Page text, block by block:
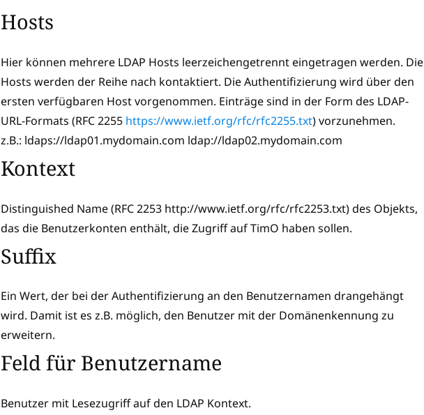
Hosts
Hier können mehrere LDAP Hosts leerzeichengetrennt eingetragen werden. Die
Hosts werden der Reihe nach kontaktiert. Die Authentifizierung wird über den
ersten verfügbaren Host vorgenommen. Einträge sind in der Form des LDAP-
URL-Formats (RFC 2255 https://www.ietf.org/rfc/rfc2255.txt) vorzunehmen.
z.B.: ldaps://ldap01.mydomain.com ldap://ldap02.mydomain.com
Kontext
Distinguished Name (RFC 2253 http://www.ietf.org/rfc/rfc2253.txt) des Objekts,
das die Benutzerkonten enthält, die Zugriff auf TimO haben sollen.
Suffix
Ein Wert, der bei der Authentifizierung an den Benutzernamen drangehängt
wird. Damit ist es z.B. möglich, den Benutzer mit der Domänenkennung zu
erweitern.
Feld für Benutzername
Benutzer mit Lesezugriff auf den LDAP Kontext.